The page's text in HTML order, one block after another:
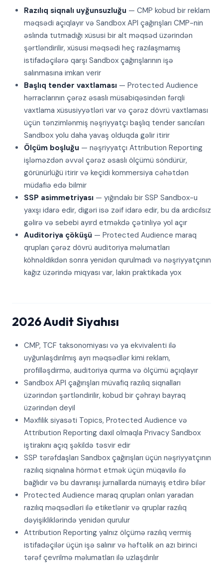
Razılıq siqnalı uyğunsuzluğu — CMP kobud bir reklam
məqsədi açıqlayır və Sandbox API çağırışları CMP-nin
əslında tutmadığı xüsusi bir alt məqsəd üzərindən
şərtləndirilir, xüsusi məqsədi heç razılaşmamış
istifadəçilərə qarşı Sandbox çağırışlarının işə
salınmasına imkan verir
Başlıq tender vaxtlaması — Protected Audience
hərraclarının çərəz əsaslı müsabiqəsindən fərqli
vaxtlama xüsusiyyətləri var və çərəz dövrü vaxtlaması
üçün tənzimlənmiş nəşriyyatçı başlıq tender sarıcıları
Sandbox yolu daha yavaş olduqda gəlir itirir
Ölçüm boşluğu — nəşriyyatçı Attribution Reporting
işləməzdən əvvəl çərəz əsaslı ölçümü söndürür,
görünürlüğü itirir və keçidi kommersiya cəhətdən
müdafiə edə bilmir
SSP asimmetriyası — yığındakı bir SSP Sandbox-u
yaxşı idarə edir, digəri isə zəif idarə edir, bu da ardıcılsız
gəlirə və sebebi ayırd etməkdə çətinliyə yol açır
Auditoriya çöküşü — Protected Audience maraq
qrupları çərəz dövrü auditoriya məlumatları
köhnəldikdən sonra yenidən qurulmadı və nəşriyyatçının
kağız üzərində miqyası var, lakin praktikada yox
2026 Audit Siyahısı
CMP, TCF taksonomiyası və ya ekvivalenti ilə
uyğunlaşdırılmış ayrı məqsədlər kimi reklam,
profilləşdirmə, auditoriya qurma və ölçümü açıqlayır
Sandbox API çağırışları müvafiq razılıq siqnalları
üzərindən şərtləndirilir, kobud bir çəhrayı bayraq
üzərindən deyil
Məxfilik siyasəti Topics, Protected Audience və
Attribution Reporting daxil olmaqla Privacy Sandbox
iştirakını açıq şəkildə təsvir edir
SSP tərəfdaşları Sandbox çağırışları üçün nəşriyyatçının
razılıq siqnalına hörmət etmək üçün müqavilə ilə
bağlıdır və bu davranışı jurnallarda nümayiş etdirə bilər
Protected Audience maraq qrupları onları yaradan
razılıq məqsədləri ilə etiketlənir və qruplar razılıq
dəyişikliklərində yenidən qurulur
Attribution Reporting yalnız ölçümə razılıq vermiş
istifadəçilər üçün işə salınır və həftəlik ən azı birinci
tərəf çevrilmə məlumatları ilə uzlaşdırılır